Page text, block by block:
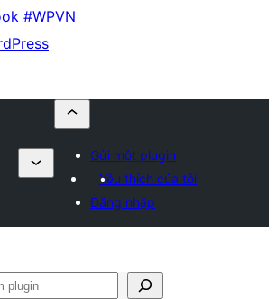
#WPVN
Gửi một plugin
Yêu thích của tôi
Đăng nhập